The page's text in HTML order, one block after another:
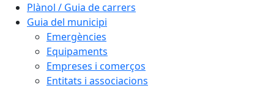
Plànol / Guia de carrers
Guia del municipi
Emergències
Equipaments
Empreses i comerços
Entitats i associacions